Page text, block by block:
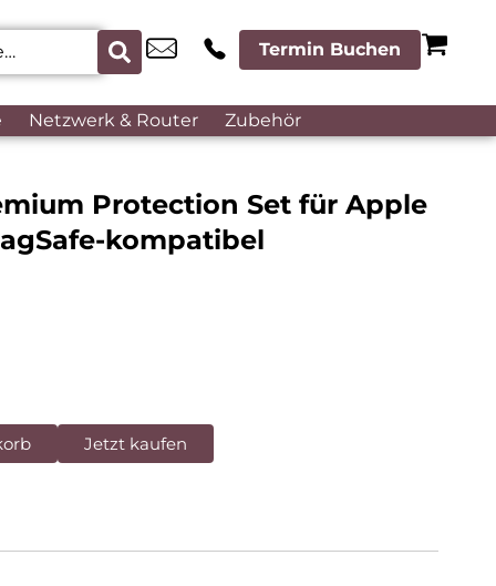
Termin Buchen
Netzwerk & Router Zubehör
Protection Set für Apple
kompatibel
Jetzt kaufen